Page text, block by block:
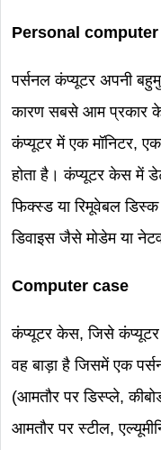
Personal computer
पर्सनल कंप्यूटर अपनी
कारण सबसे आम प्रकार
कंप्यूटर में एक मॉनिटर,
होता है। कंप्यूटर केस में
फिक्स्ड या रिमूवेबल
डिवाइस जैसे मोडेम या
Computer case
कंप्यूटर केस, जिसे कंप्यूटर
वह बाड़ा है जिसमें एक
(आमतौर पर डिस्प्ले,
आमतौर पर स्टील,